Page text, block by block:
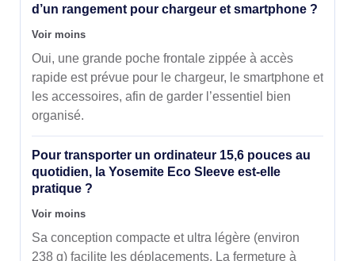
d’un rangement pour chargeur et smartphone ?
Voir moins
Oui, une grande poche frontale zippée à accès
rapide est prévue pour le chargeur, le smartphone et
les accessoires, afin de garder l’essentiel bien
organisé.
Pour transporter un ordinateur 15,6 pouces au
quotidien, la Yosemite Eco Sleeve est-elle
pratique ?
Voir moins
Sa conception compacte et ultra légère (environ
238 g) facilite les déplacements. La fermeture à